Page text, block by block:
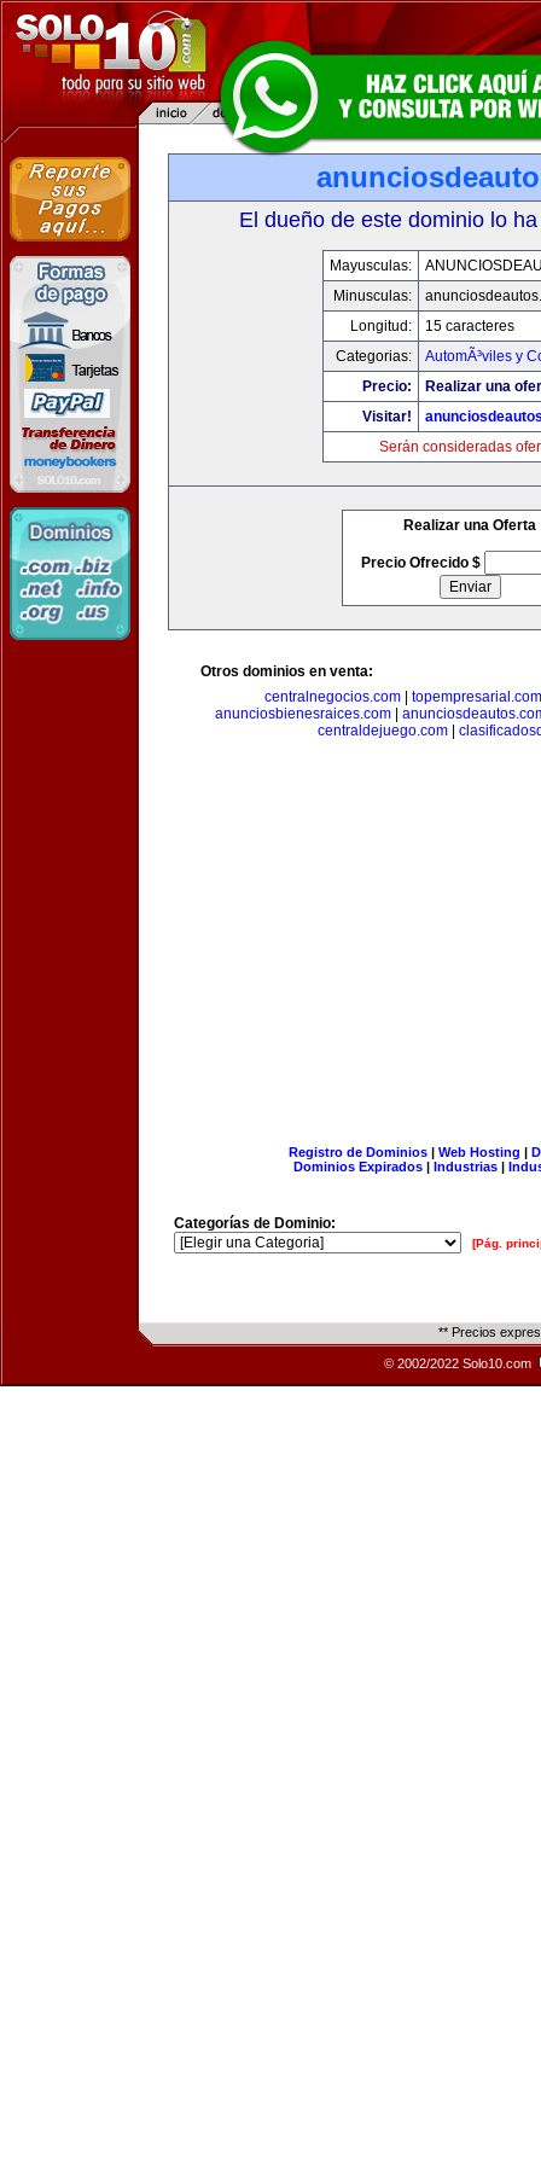
El dueño de este dominio lo
Mayusculas:
Minusculas:
Longitud:
15 caracteres
Categorias:
AutomÃ³viles y
Precio:
Realizar una
Visitar!
Serán consideradas
Realizar una Oferta
Precio Ofrecido $
Otros dominios en venta:
centralnegocios.com| topempresarial.com
anunciosbienesraices.com|
centraldejuego.com|
Registro de Dominios| Web Hosting |
Dominios Expirados | Industrias |
Categorías de Dominio:
[Pág.
** Precios
© 2002/2022 Solo10.com